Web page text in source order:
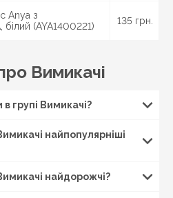
за допомогою
клавішею вимикача
безпосередньо під
робочого механізму
то з боків
дві лапки, які при
відбувається фіксація
Anya з
білий (AYA1400221)
135 грн.
Вимикачі
групі Вимикачі?
найпопулярніші
найдорожчі?